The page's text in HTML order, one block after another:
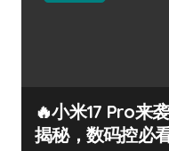
🔥小米17 Pro来
揭秘，数码控必